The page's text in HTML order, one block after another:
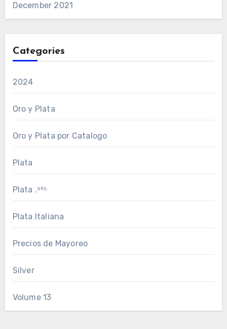
December 2021
Categories
2024
Oro y Plata
Oro y Plata por Catalogo
Plata
Plata .⁹²⁵
Plata Italiana
Precios de Mayoreo
Silver
Volume 13